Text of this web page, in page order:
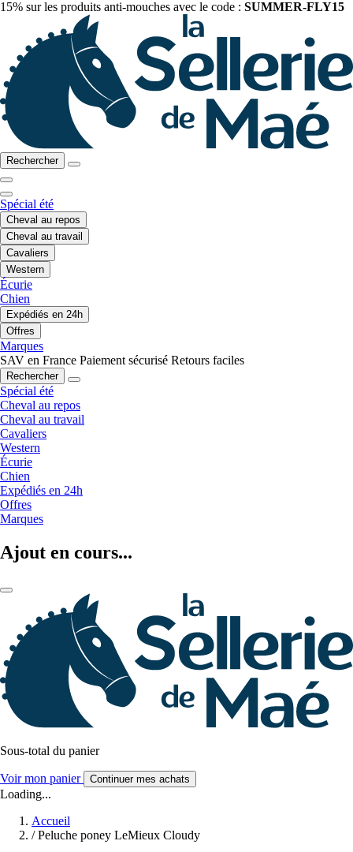
15% sur les produits anti-mouches avec le code : SUMMER-FLY15
Rechercher
Spécial été
Cheval au repos
Cheval au travail
Cavaliers
Western
Écurie
Chien
Expédiés en 24h
Offres
Marques
SAV en France Paiement sécurisé Retours faciles
Rechercher
Spécial été
Cheval au repos
Cheval au travail
Cavaliers
Western
Écurie
Chien
Expédiés en 24h
Offres
Marques
Ajout en cours...
Sous-total du panier
Voir mon panier Continuer mes achats
Loading...
Accueil
/ Peluche poney LeMieux Cloudy